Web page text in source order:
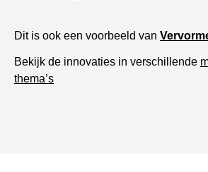
Dit is ook een voorbeeld van
Bekijk de innovaties in verschillende
thema’s